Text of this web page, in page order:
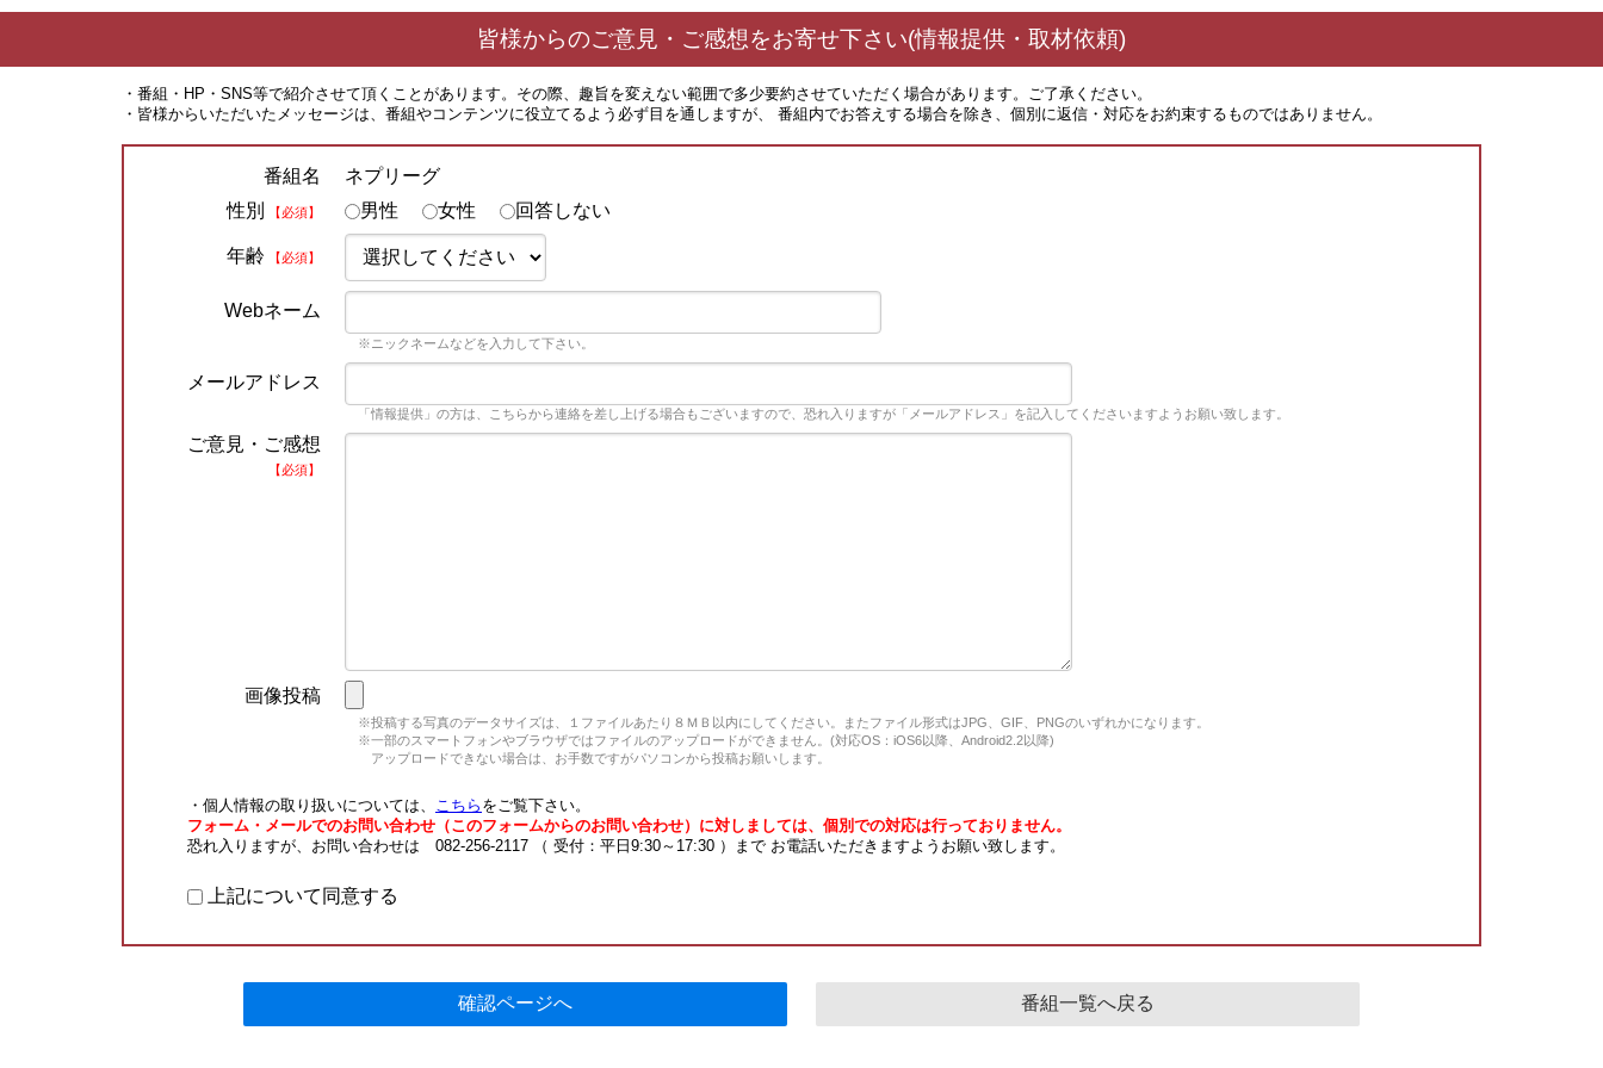
皆様からのご意見・ご感想をお寄せ下さい(情報提供・取材依頼)
・番組・HP・SNS等で紹介させて頂くことがあります。その際、趣旨を変えない範囲で多少要約させていただく場合があります。ご了承ください。
・皆様からいただいたメッセージは、番組やコンテンツに役立てるよう必ず目を通しますが、 番組内でお答えする場合を除き、個別に返信・対応をお約束するものではありません。
番組名
ネプリーグ
性別
【必須】 男性 女性 回答しない
年齢 【必須】
Webネーム
※ニックネームなどを入力して下さい。
メールアドレス
「情報提供」の方は、こちらから連絡を差し上げる場合もございますので、恐れ入りますが「メールアドレス」を記入してくださいますようお願い致します。
ご意見・ご感想
【必須】
画像投稿
※投稿する写真のデータサイズは、１ファイルあたり８ＭＢ以内にしてください。またファイル形式はJPG、GIF、PNGのいずれかになります。
※一部のスマートフォンやブラウザではファイルのアップロードができません。(対応OS：iOS6以降、Android2.2以降)
アップロードできない場合は、お手数ですがパソコンから投稿お願いします。
・個人情報の取り扱いについては、 こちら をご覧下さい。
フォーム・メールでのお問い合わせ（このフォームからのお問い合わせ）に対しましては、個別での対応は行っておりません。
恐れ入りますが、お問い合わせは 082-256-2117 （ 受付：平日9:30～17:30 ）まで お電話いただきますようお願い致します。
上記について同意する
確認ページへ 番組一覧へ戻る